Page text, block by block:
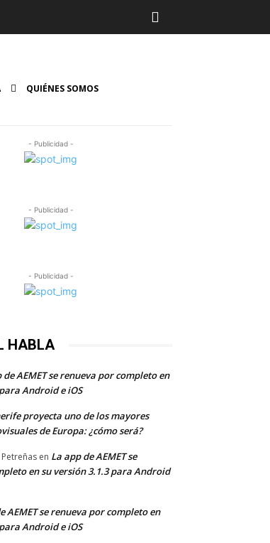
QUIÉNES SOMOS
- Publicidad -
- Publicidad -
- Publicidad -
HABLA
de AEMET se renueva por completo en
Android e iOS
proyecta uno de los mayores
de Europa: ¿cómo será?
Petreñas en La app de AEMET se
en su versión 3.1.3 para Android
AEMET se renueva por completo en
Android e iOS